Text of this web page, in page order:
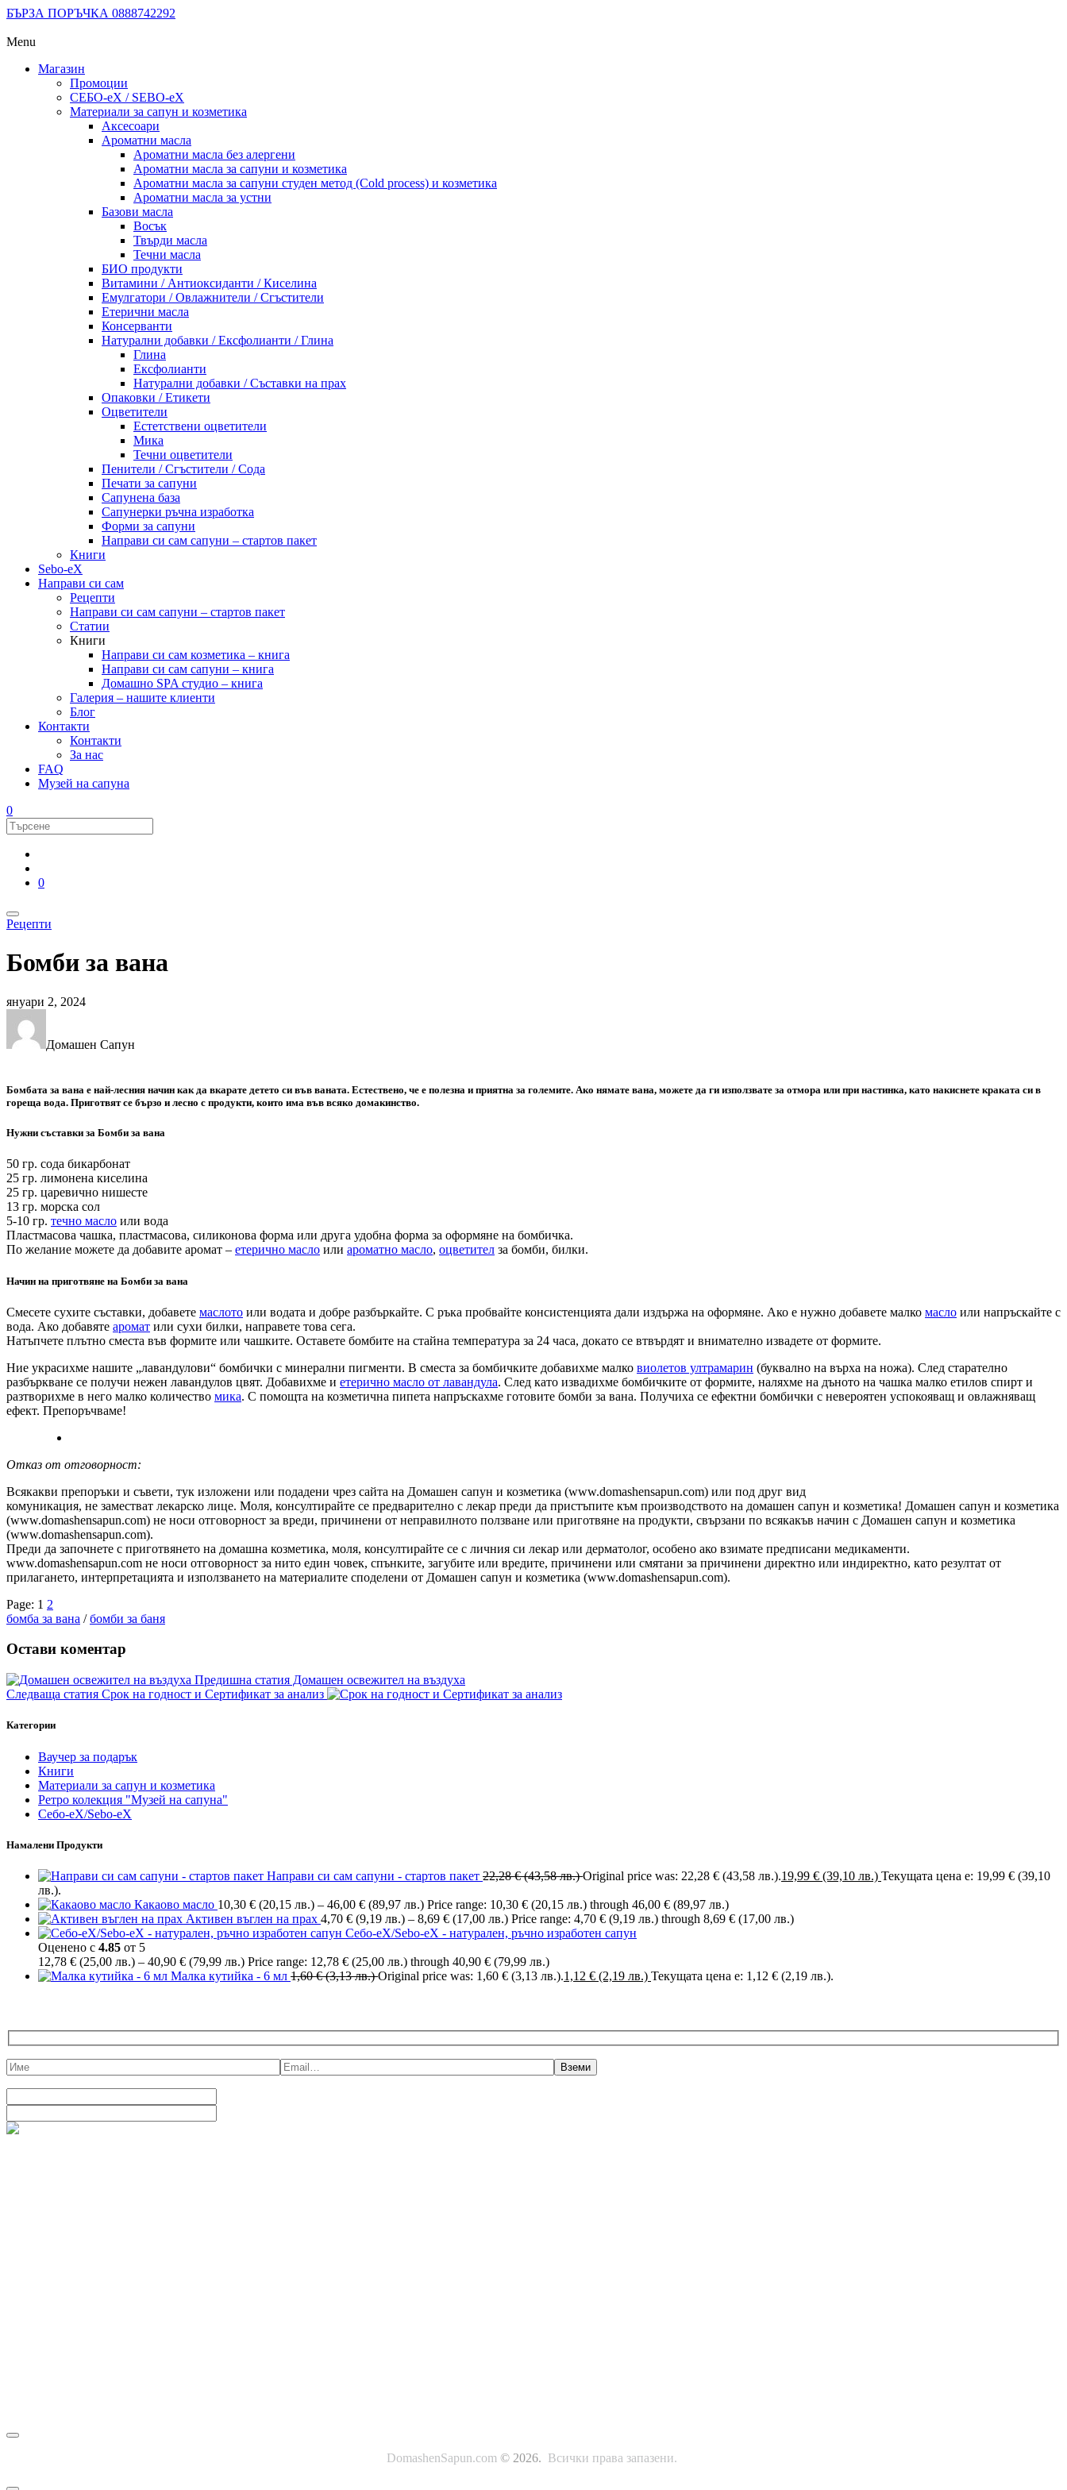
БЪРЗА ПОРЪЧКА 0888742292
Menu
Магазин
Промоции
СЕБО-еХ / SEBO-eX
Материали за сапун и козметика
Аксесоари
Ароматни масла
Ароматни масла без алергени
Ароматни масла за сапуни и козметика
Ароматни масла за сапуни студен метод (Cold process) и козметика
Ароматни масла за устни
Базови масла
Восък
Твърди масла
Течни масла
БИО продукти
Витамини / Антиоксиданти / Киселина
Емулгатори / Овлажнители / Сгъстители
Етерични масла
Консерванти
Натурални добавки / Ексфолианти / Глина
Глина
Ексфолианти
Натурални добавки / Съставки на прах
Опаковки / Етикети
Оцветители
Естетствени оцветители
Мика
Течни оцветители
Пенители / Сгъстители / Сода
Печати за сапуни
Сапунена база
Сапунерки ръчна изработка
Форми за сапуни
Направи си сам сапуни – стартов пакет
Книги
Sebo-eX
Направи си сам
Рецепти
Направи си сам сапуни – стартов пакет
Статии
Книги
Направи си сам козметика – книга
Направи си сам сапуни – книга
Домашно SPA студио – книга
Галерия – нашите клиенти
Блог
Контакти
Контакти
За нас
FAQ
Музей на сапуна
0
0
Рецепти
Бомби за вана
януари 2, 2024
Домашен Сапун
Бомбата за вана е най-лесния начин как да вкарате детето си във ваната. Естествено, че е полезна и приятна за големите. Ако нямате вана, можете да ги използвате за отмора или при настинка, като накиснете краката си в
гореща вода. Приготвят се бързо и лесно с продукти, които има във всяко домакинство.
Нужни съставки за Бомби за вана
50 гр. сода бикарбонат
25 гр. лимонена киселина
25 гр. царевично нишесте
13 гр. морска сол
5-10 гр. течно масло или вода
Пластмасова чашка, пластмасова, силиконова форма или друга удобна форма за оформяне на бомбичка.
По желание можете да добавите аромат – етерично масло или ароматно масло, оцветител за бомби, билки.
Начин на приготвяне на Бомби за вана
Смесете сухите съставки, добавете маслото или водата и добре разбъркайте. С ръка пробвайте консистенцията дали издържа на оформяне. Ако е нужно добавете малко масло или напръскайте с
вода. Ако добавяте аромат или сухи билки, направете това сега.
Натъпчете плътно сместа във формите или чашките. Оставете бомбите на стайна температура за 24 часа, докато се втвърдят и внимателно извадете от формите.
Ние украсихме нашите „лавандулови“ бомбички с минерални пигменти. В сместа за бомбичките добавихме малко виолетов ултрамарин (буквално на върха на ножа). След старателно
разбъркване се получи нежен лавандулов цвят. Добавихме и етерично масло от лавандула. След като извадихме бомбичките от формите, наляхме на дъното на чашка малко етилов спирт и
разтворихме в него малко количество мика. С помощта на козметична пипета напръскахме готовите бомби за вана. Получиха се ефектни бомбички с невероятен успокояващ и овлажняващ
ефект. Препоръчваме!
Отказ от отговорност:
Всякакви препоръки и съвети, тук изложени или подадени чрез сайта на Домашен сапун и козметика (www.domashensapun.com) или под друг вид
комуникация, не заместват лекарско лице. Моля, консултирайте се предварително с лекар преди да пристъпите към производството на домашен сапун и козметика! Домашен сапун и козметика
(www.domashensapun.com) не носи отговорност за вреди, причинени от неправилното ползване или приготвяне на продукти, свързани по всякакъв начин с Домашен сапун и козметика
(www.domashensapun.com).
Преди да започнете с приготвянето на домашна козметика, моля, консултирайте се с личния си лекар или дерматолог, особено ако взимате предписани медикаменти.
www.domashensapun.com не носи отговорност за нито един човек, спънките, загубите или вредите, причинени или смятани за причинени директно или индиректно, като резултат от
прилагането, интерпретацията и използването на материалите споделени от Домашен сапун и козметика (www.domashensapun.com).
Page: 1 2
бомба за вана /бомби за баня
Остави коментар
Предишна статия Домашен освежител на въздуха
Следваща статия Срок на годност и Сертификат за анализ
Категории
Ваучер за подарък
Книги
Материали за сапун и козметика
Ретро колекция "Музей на сапуна"
Себо-еХ/Sebo-eX
Намалени Продукти
Направи си сам сапуни - стартов пакет 22,28€(43,58 лв.)Original price was: 22,28 € (43,58 лв.).19,99 € (39,10 лв.) Текущата цена е: 19,99 € (39,10
лв.).
Какаово масло 10,30 € (20,15 лв.) – 46,00 € (89,97 лв.) Price range: 10,30 € (20,15 лв.) through 46,00 € (89,97 лв.)
Активен въглен на прах 4,70 € (9,19 лв.) – 8,69 € (17,00 лв.) Price range: 4,70 € (9,19 лв.) through 8,69 € (17,00 лв.)
Себо-еХ/Sebo-eX - натурален, ръчно изработен сапун
Оценено с 4.85 от 5
12,78 € (25,00 лв.) – 40,90 € (79,99 лв.) Price range: 12,78 € (25,00 лв.) through 40,90 € (79,99 лв.)
Малка кутийка - 6 мл 1,60€(3,13 лв.)Original price was: 1,60 € (3,13 лв.).1,12 € (2,19 лв.) Текущата цена е: 1,12 € (2,19 лв.).
DomashenSapun.com © 2026. Всички права запазени.